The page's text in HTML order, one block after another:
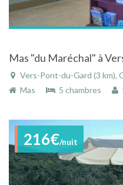
Vers-Pont-du-Gard (3 km),
Mas
5 chambres
216€/nuit